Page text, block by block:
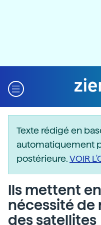
Texte rédigé en
automatiquement
postérieure.VOIR
Ils mettent
nécessité de
des satellites